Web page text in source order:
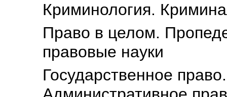
Криминология.
Право в целом.
правовые науки
Государственное